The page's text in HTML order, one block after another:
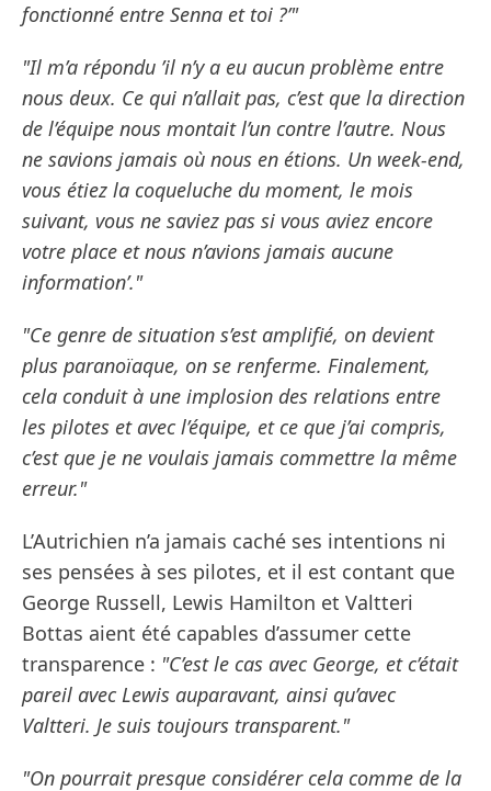
fonctionné entre Senna et toi ?’"
"Il m’a répondu ’il n’y a eu aucun problème entre
nous deux. Ce qui n’allait pas, c’est que la direction
de l’équipe nous montait l’un contre l’autre. Nous
ne savions jamais où nous en étions. Un week-end,
vous étiez la coqueluche du moment, le mois
suivant, vous ne saviez pas si vous aviez encore
votre place et nous n’avions jamais aucune
information’."
"Ce genre de situation s’est amplifié, on devient
plus paranoïaque, on se renferme. Finalement,
cela conduit à une implosion des relations entre
les pilotes et avec l’équipe, et ce que j’ai compris,
c’est que je ne voulais jamais commettre la même
erreur."
L’Autrichien n’a jamais caché ses intentions ni
ses pensées à ses pilotes, et il est contant que
George Russell, Lewis Hamilton et Valtteri
Bottas aient été capables d’assumer cette
transparence : "C’est le cas avec George, et c’était
pareil avec Lewis auparavant, ainsi qu’avec
Valtteri. Je suis toujours transparent."
"On pourrait presque considérer cela comme de la